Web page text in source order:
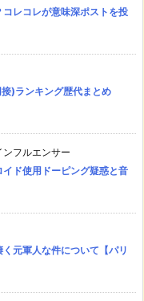
コレコレが意味深ポストを投
)ランキング歴代まとめ
フルエンサー
イド使用ドーピング疑惑と音
元軍人な件について【パリ